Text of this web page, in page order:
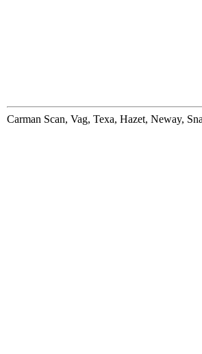
Carman Scan, Vag, Texa, Hazet, Neway,